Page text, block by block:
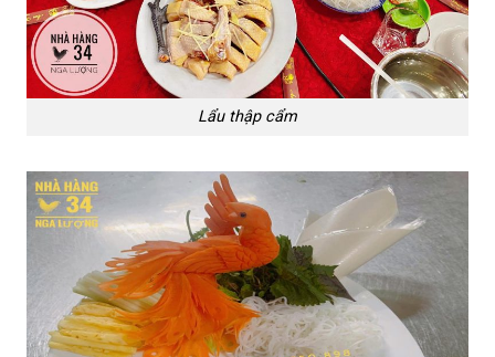
Lẩu thập cẩm